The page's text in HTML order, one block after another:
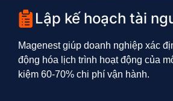
Lập kế hoạch tài
Magenest giúp doanh nghiệp xác
động hóa lịch trình hoạt động của
kiệm 60-70% chi phí vận hành.